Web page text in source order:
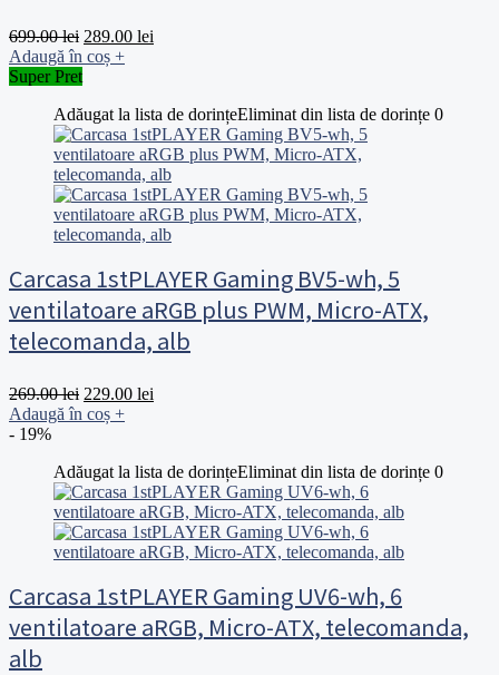
699.00lei Prețul
inițial
699.00 lei.
289.00 lei
Adaugă în coș +
Super Pret
Adăugat la lista de dorințeEliminat din lista de dorințe 0
Carcasa 1stPLAYER Gaming BV5-wh, 5
ventilatoare aRGB plus PWM, Micro-ATX,
telecomanda, alb
269.00lei Prețul
inițial
269.00 lei.
229.00 lei
Adaugă în coș +
- 19%
Adăugat la lista de dorințeEliminat din lista de dorințe 0
Carcasa 1stPLAYER Gaming UV6-wh, 6
ventilatoare aRGB, Micro-ATX, telecomanda,
alb